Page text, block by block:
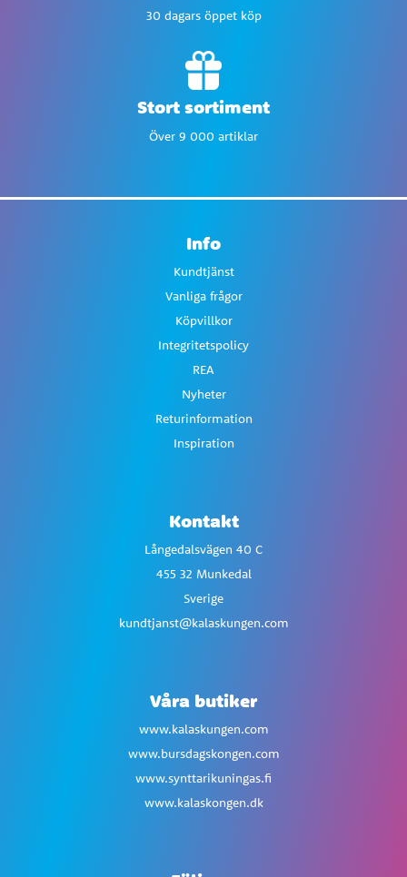
30 dagars öppet köp
Stort sortiment
Över 9 000 artiklar
Info
Kundtjänst
Vanliga frågor
Köpvillkor
Integritetspolicy
REA
Nyheter
Returinformation
Inspiration
Kontakt
Långedalsvägen 40 C
455 32 Munkedal
Sverige
kundtjanst@kalaskungen.com
Våra butiker
www.kalaskungen.com
www.bursdagskongen.com
www.synttarikuningas.fi
www.kalaskongen.dk